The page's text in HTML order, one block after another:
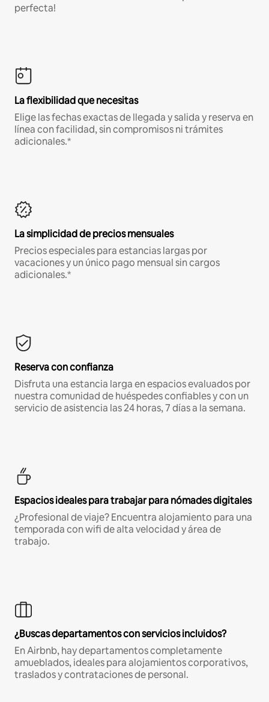
perfecta!
La flexibilidad que necesitas
Elige las fechas exactas de llegada y salida y reserva en
línea con facilidad, sin compromisos ni trámites
adicionales.*
La simplicidad de precios mensuales
Precios especiales para estancias largas por
vacaciones y un único pago mensual sin cargos
adicionales.*
Reserva con confianza
Disfruta una estancia larga en espacios evaluados por
nuestra comunidad de huéspedes confiables y con un
servicio de asistencia las 24 horas, 7 días a la semana.
Espacios ideales para trabajar para nómades digitales
¿Profesional de viaje? Encuentra alojamiento para una
temporada con wifi de alta velocidad y área de
trabajo.
¿Buscas departamentos con servicios incluidos?
En Airbnb, hay departamentos completamente
amueblados, ideales para alojamientos corporativos,
traslados y contrataciones de personal.